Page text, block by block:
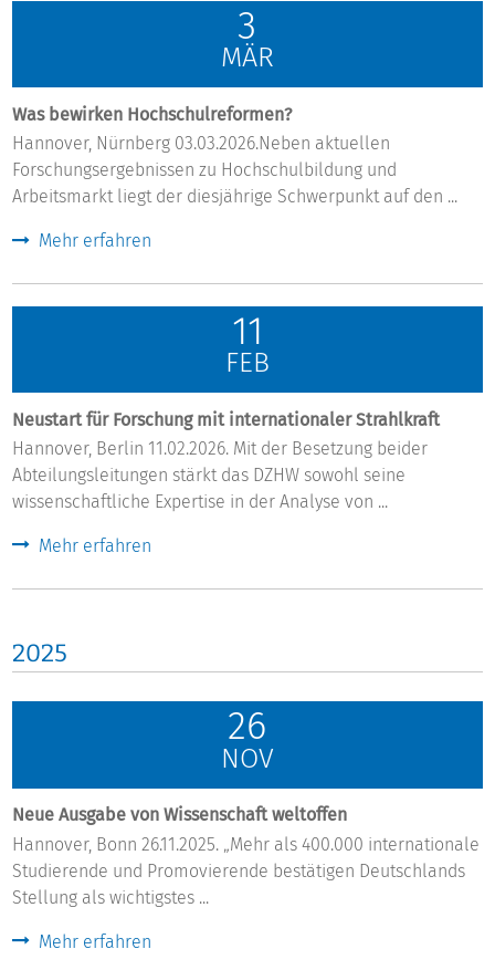
3
MÄR
Was bewirken Hochschulreformen?
Hannover, Nürnberg 03.03.2026.Neben aktuellen
Forschungsergebnissen zu Hochschulbildung und
Arbeitsmarkt liegt der diesjährige Schwerpunkt auf den ...
Mehr erfahren
11
FEB
Neustart für Forschung mit internationaler Strahlkraft
Hannover, Berlin 11.02.2026. Mit der Besetzung beider
Abteilungsleitungen stärkt das DZHW sowohl seine
wissenschaftliche Expertise in der Analyse von ...
Mehr erfahren
2025
26
NOV
Neue Ausgabe von Wissenschaft weltoffen
Hannover, Bonn 26.11.2025. „Mehr als 400.000 internationale
Studierende und Promovierende bestätigen Deutschlands
Stellung als wichtigstes ...
Mehr erfahren